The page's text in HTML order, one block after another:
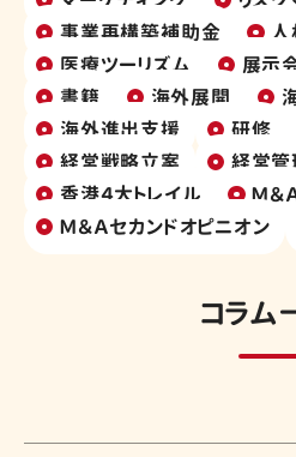
事業再構築補助金
医療ツーリズム
展示
書籍
海外展開
海外進出支援
研修
経営戦略立案
経営管
香港４大トレイル
Ｍ＆
Ｍ＆Ａセカンドオピニオン
コラム